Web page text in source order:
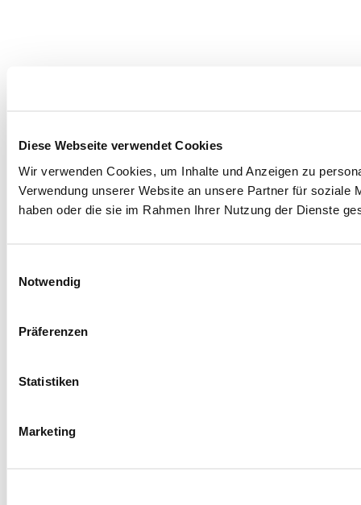
Diese Webseite verwendet Cookies
Wir verwenden Cookies, um Inhalte und Anzeigen zu
Verwendung unserer Website an unsere Partner für soziale
haben oder die sie im Rahmen Ihrer Nutzung der Dienste
Notwendig
Präferenzen
Statistiken
Marketing